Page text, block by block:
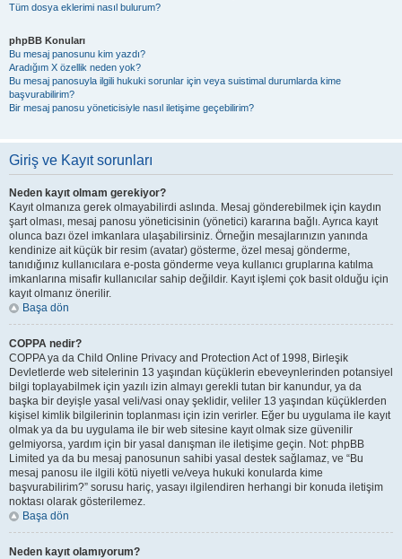
Tüm dosya eklerimi nasıl bulurum?
phpBB Konuları
Bu mesaj panosunu kim yazdı?
Aradığım X özellik neden yok?
Bu mesaj panosuyla ilgili hukuki sorunlar için veya suistimal durumlarda kime
başvurabilirim?
Bir mesaj panosu yöneticisiyle nasıl iletişime geçebilirim?
Giriş ve Kayıt sorunları
Neden kayıt olmam gerekiyor?
Kayıt olmanıza gerek olmayabilirdi aslında. Mesaj gönderebilmek için kaydın
şart olması, mesaj panosu yöneticisinin (yönetici) kararına bağlı. Ayrıca kayıt
olunca bazı özel imkanlara ulaşabilirsiniz. Örneğin mesajlarınızın yanında
kendinize ait küçük bir resim (avatar) gösterme, özel mesaj gönderme,
tanıdığınız kullanıcılara e-posta gönderme veya kullanıcı gruplarına katılma
imkanlarına misafir kullanıcılar sahip değildir. Kayıt işlemi çok basit olduğu için
kayıt olmanız önerilir.
Başa dön
COPPA nedir?
COPPA ya da Child Online Privacy and Protection Act of 1998, Birleşik
Devletlerde web sitelerinin 13 yaşından küçüklerin ebeveynlerinden potansiyel
bilgi toplayabilmek için yazılı izin almayı gerekli tutan bir kanundur, ya da
başka bir deyişle yasal veli/vasi onay şeklidir, veliler 13 yaşından küçüklerden
kişisel kimlik bilgilerinin toplanması için izin verirler. Eğer bu uygulama ile kayıt
olmak ya da bu uygulama ile bir web sitesine kayıt olmak size güvenilir
gelmiyorsa, yardım için bir yasal danışman ile iletişime geçin. Not: phpBB
Limited ya da bu mesaj panosunun sahibi yasal destek sağlamaz, ve “Bu
mesaj panosu ile ilgili kötü niyetli ve/veya hukuki konularda kime
başvurabilirim?” sorusu hariç, yasayı ilgilendiren herhangi bir konuda iletişim
noktası olarak gösterilemez.
Başa dön
Neden kayıt olamıyorum?